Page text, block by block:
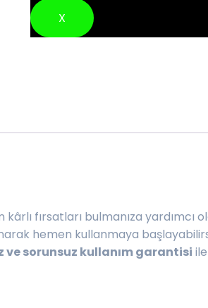
X
kârlı fırsatları bulmanıza yardımcı
hemen kullanmaya
ve sorunsuz kullanım garantisi